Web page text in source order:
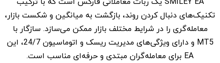
بود. است.
تکنیک‌های دنبال کردن روند، بازگشت به میانگین و شکست بازار،
معامله‌گری را در شرایط مختلف بازار ممکن می‌سازد. سازگار با
MT5 و دارای ویژگی‌های مدیریت ریسک و اتوماسیون 24/7، این
EA برای معامله‌گران مبتدی و حرفه‌ای مناسب است.